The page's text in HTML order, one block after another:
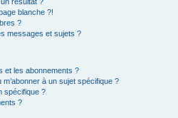
blanche ?!
?
messages et sujets ?
et les abonnements ?
à un sujet spécifique ?
spécifique ?
?